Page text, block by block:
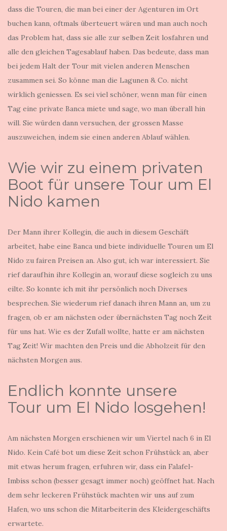
dass die Touren, die man bei einer der Agenturen im Ort
buchen kann, oftmals überteuert wären und man auch noch
das Problem hat, dass sie alle zur selben Zeit losfahren und
alle den gleichen Tagesablauf haben. Das bedeute, dass man
bei jedem Halt der Tour mit vielen anderen Menschen
zusammen sei. So könne man die Lagunen & Co. nicht
wirklich geniessen. Es sei viel schöner, wenn man für einen
Tag eine private Banca miete und sage, wo man überall hin
will. Sie würden dann versuchen, der grossen Masse
auszuweichen, indem sie einen anderen Ablauf wählen.
Wie wir zu einem privaten
Boot für unsere Tour um El
Nido kamen
Der Mann ihrer Kollegin, die auch in diesem Geschäft
arbeitet, habe eine Banca und biete individuelle Touren um El
Nido zu fairen Preisen an. Also gut, ich war interessiert. Sie
rief daraufhin ihre Kollegin an, worauf diese sogleich zu uns
eilte. So konnte ich mit ihr persönlich noch Diverses
besprechen. Sie wiederum rief danach ihren Mann an, um zu
fragen, ob er am nächsten oder übernächsten Tag noch Zeit
für uns hat. Wie es der Zufall wollte, hatte er am nächsten
Tag Zeit! Wir machten den Preis und die Abholzeit für den
nächsten Morgen aus.
Endlich konnte unsere
Tour um El Nido losgehen!
Am nächsten Morgen erschienen wir um Viertel nach 6 in El
Nido. Kein Café bot um diese Zeit schon Frühstück an, aber
mit etwas herum fragen, erfuhren wir, dass ein Falafel-
Imbiss schon (besser gesagt immer noch) geöffnet hat. Nach
dem sehr leckeren Frühstück machten wir uns auf zum
Hafen, wo uns schon die Mitarbeiterin des Kleidergeschäfts
erwartete.